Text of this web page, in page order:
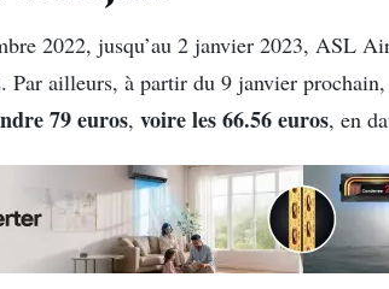
2022, jusqu’au 2 janvier 2023, ASL
Par ailleurs, à partir du 9 janvier
79 euros, voire les 66.56 euros, en